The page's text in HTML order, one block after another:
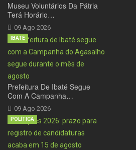
Museu Voluntários Da Pátria
Terá Horário…
09 Ago 2026
Prefeitura De Ibaté Segue
Com A Campanha…
09 Ago 2026
IBATÉ
POLÍTICA